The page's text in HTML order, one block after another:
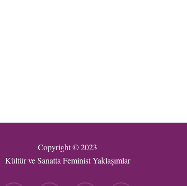
Copyright © 2023
Kültür ve Sanatta Feminist Yaklaşımlar